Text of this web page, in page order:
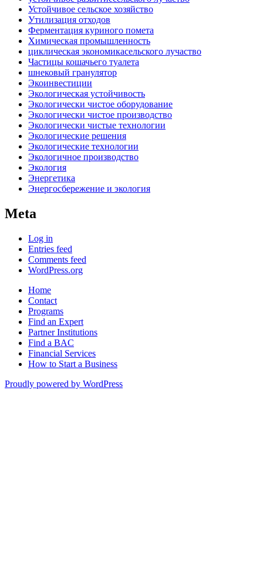
Устойчивое сельское хозяйство
Утилизация отходов
Ферментация куриного помета
Химическая промышленность
циклическая экономикасельского лучаство
Частицы кошачьего туалета
шнековый гранулятор
Экоинвестиции
Экологическая устойчивость
Экологически чистое оборудование
Экологически чистое производство
Экологически чистые технологии
Экологические решения
Экологические технологии
Экологичное производство
Экология
Энергетика
Энергосбережение и экология
Meta
Log in
Entries feed
Comments feed
WordPress.org
Home
Contact
Programs
Find an Expert
Partner Institutions
Find a BAC
Financial Services
How to Start a Business
Proudly powered by WordPress